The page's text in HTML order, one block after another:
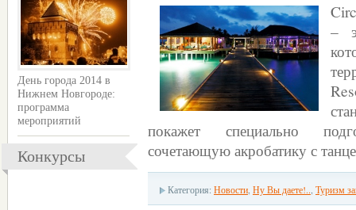
День города 2014 в
Нижнем Новгороде:
программа
мероприятий
Конкурсы
–
покажет специально
сочетающую акробатику с
Категория: Новости, Ну Вы даете!.., Туризм